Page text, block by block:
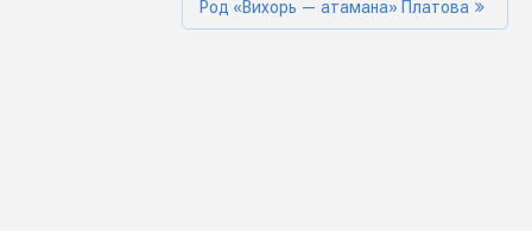
Род «Вихорь — атамана» Платова